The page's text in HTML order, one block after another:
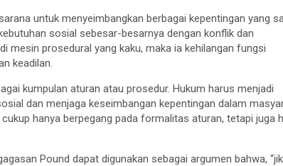
untuk menyeimbangkan berbagai kepentingan yang
sosial sebesar-besarnya dengan konflik dan
mesin prosedural yang kaku, maka ia kehilangan fungsi
keadilan.
kumpulan aturan atau prosedur. Hukum harus menjadi
dan menjaga keseimbangan kepentingan dalam
hanya berpegang pada formalitas aturan, tetapi juga
Pound dapat digunakan sebagai argumen bahwa,